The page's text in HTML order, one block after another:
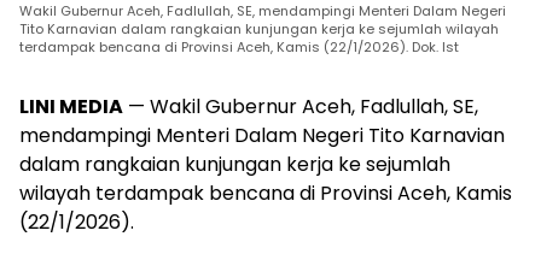
Wakil Gubernur Aceh, Fadlullah, SE, mendampingi Menteri Dalam Negeri
Tito Karnavian dalam rangkaian kunjungan kerja ke sejumlah wilayah
terdampak bencana di Provinsi Aceh, Kamis (22/1/2026). Dok. Ist
LINI MEDIA — Wakil Gubernur Aceh, Fadlullah, SE,
mendampingi Menteri Dalam Negeri Tito Karnavian
dalam rangkaian kunjungan kerja ke sejumlah
wilayah terdampak bencana di Provinsi Aceh, Kamis
(22/1/2026).